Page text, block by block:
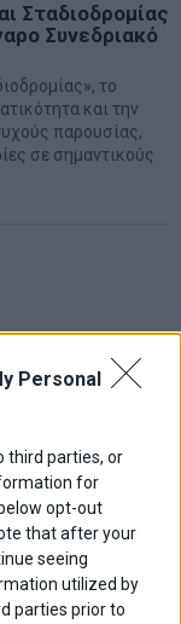
Personal
third parties, or
for
opt-out
that after your
seeing
utilized by
parties prior to
Σταδιοδρομίας
Συνεδριακό
το
και την
παρουσίας,
σε σημαντικούς